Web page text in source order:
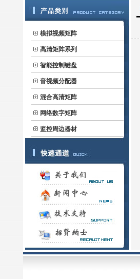
模拟视频矩阵
高清矩阵系列
智能控制键盘
音视频分配器
混合高清矩阵
网络数字矩阵
监控周边器材